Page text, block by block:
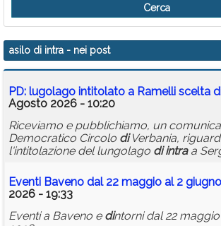
Info Utili
Rubriche
Calendario
Annunci
asilo di intra - nei post
PD: lugolago intitolato a Ramelli scelta
Agosto 2026 - 10:20
Riceviamo e pubblichiamo, un
Democratico Circolo diVerbania,
l'intitolazione del lungolago di intraa
Eventi Baveno dal 22 maggio al 2 giugno
2026 - 19:33
Eventi a Baveno e dintorni dal 22